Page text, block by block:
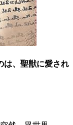
は、聖獣に愛され